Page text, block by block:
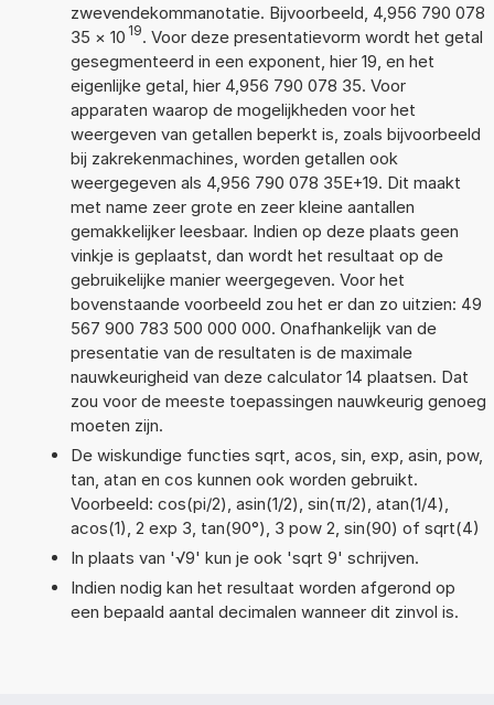
zwevendekommanotatie. Bijvoorbeeld, 4,956 790 078
35 × 10 19. Voor deze presentatievorm wordt het getal
gesegmenteerd in een exponent, hier 19, en het
eigenlijke getal, hier 4,956 790 078 35. Voor
apparaten waarop de mogelijkheden voor het
weergeven van getallen beperkt is, zoals bijvoorbeeld
bij zakrekenmachines, worden getallen ook
weergegeven als 4,956 790 078 35E+19. Dit maakt
met name zeer grote en zeer kleine aantallen
gemakkelijker leesbaar. Indien op deze plaats geen
vinkje is geplaatst, dan wordt het resultaat op de
gebruikelijke manier weergegeven. Voor het
bovenstaande voorbeeld zou het er dan zo uitzien: 49
567 900 783 500 000 000. Onafhankelijk van de
presentatie van de resultaten is de maximale
nauwkeurigheid van deze calculator 14 plaatsen. Dat
zou voor de meeste toepassingen nauwkeurig genoeg
moeten zijn.
De wiskundige functies sqrt, acos, sin, exp, asin, pow,
tan, atan en cos kunnen ook worden gebruikt.
Voorbeeld: cos(pi/2), asin(1/2), sin(π/2), atan(1/4),
acos(1), 2 exp 3, tan(90°), 3 pow 2, sin(90) of sqrt(4)
In plaats van '√9' kun je ook 'sqrt 9' schrijven.
Indien nodig kan het resultaat worden afgerond op
een bepaald aantal decimalen wanneer dit zinvol is.